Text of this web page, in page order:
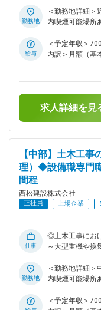
り培われた技術
貢献する数多く
大のため、
の「西松
休 ■募集背景： 当社は「西松-Vision2030」で掲げる「あたり
まえに安心でき
ております。そ
盤を強化してい
ネル・シールド
な幅広い土木工
工事の業務経
機や換気設備、
がございます。
守について全般管
建設の工事実績
エリアについて
す。選考の中で
躍したい方で、
がございます。
す。自身の技術
す。 ■働き方： ・土日祝休みです。仮に実際に休日出勤があ
った場合は振替
省手当など、
す。 ・基本的に出張
勤務地
＜勤務地詳細＞
内喫煙可能場所
給与
＜予定年収＞
内訳＞月額（基
／35歳：967
を選択の場合は
あくまでも目
求人詳細を見
【中部】土木工
理）◆設備職専門
間程
西松建設株式会社
正社員 上場企業
仕事
◎土木工事にお
～大型重機や換
休 ■募集背景： 当社は「西松-Vision2030」で掲げる「あたり
まえに安心でき
ております。そ
勤務地
＜勤務地詳細＞
内喫煙可能場所
＜予定年収＞